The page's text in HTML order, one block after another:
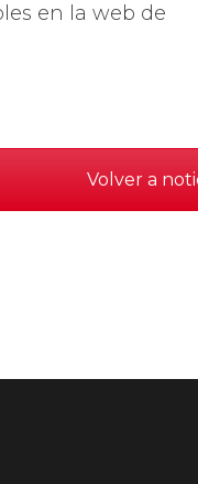
en la web de
Volver a